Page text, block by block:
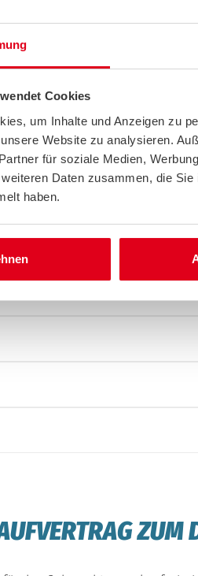
Cookies
um Inhalte und Anzeigen zu
Website zu analysieren.
für soziale Medien,
Daten zusammen, die
haben.
worauf Sie
klicken Sie auf:
ZUM